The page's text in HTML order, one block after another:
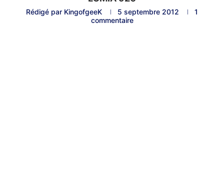
Rédigé par KingofgeeK 5 septembre 2012
1
commentaire